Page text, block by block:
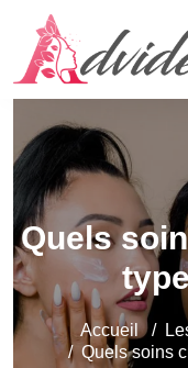
Quels
Accueil
Quels soins